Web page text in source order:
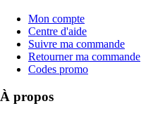
Mon compte
Centre d'aide
Suivre ma commande
Retourner ma commande
Codes promo
À propos